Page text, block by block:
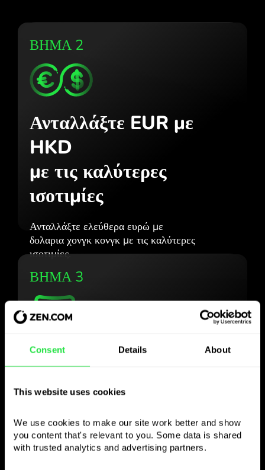
Consent Details About
This website uses cookies
We use cookies to make our site work better and show
you content that's relevant to you. Some data is shared
with trusted analytics and advertising partners.
ΒΗΜΑ 2
Ανταλλάξτε EUR με
HKD
με τις καλύτερες
ισοτιμίες
Ανταλλάξτε ελεύθερα ευρώ με
δολαρια χονγκ κονγκ με τις καλύτερες
ισοτιμίες.
ΒΗΜΑ 3
Χρησιμοποιήστε το
επιλεγμένο νόμισμα
όπως θέλετε
Στείλτε χρήματα στο εξωτερικό,
κάντε ανάληψη από ATM χωρίς
προμήθεια, πληρώστε με την κάρτα